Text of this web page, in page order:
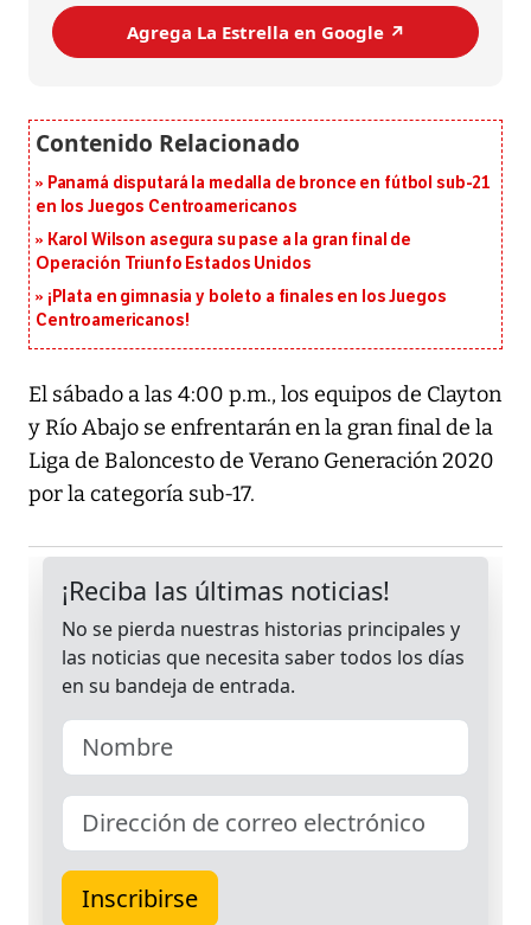
Agrega La Estrella en Google ↗️
Panamá disputará la medalla de bronce en fútbol sub-21
en los Juegos Centroamericanos
Karol Wilson asegura su pase a la gran final de
Operación Triunfo Estados Unidos
¡Plata en gimnasia y boleto a finales en los Juegos
Centroamericanos!
El sábado a las 4:00 p.m., los equipos de Clayton
y Río Abajo se enfrentarán en la gran final de la
Liga de Baloncesto de Verano Generación 2020
por la categoría sub-17.